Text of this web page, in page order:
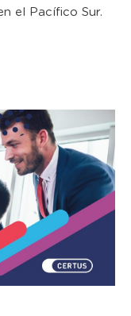
el Pacífico Sur.